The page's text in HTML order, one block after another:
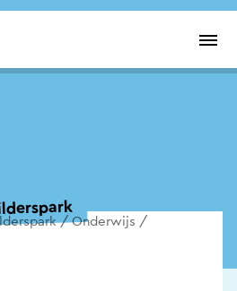
Onderwijs